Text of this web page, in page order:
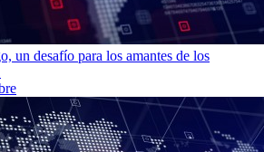
un desafío para los amantes de los